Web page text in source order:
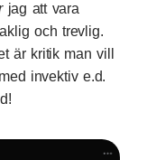
jag att vara
och trevlig.
är kritik man vill
invektiv e.d.